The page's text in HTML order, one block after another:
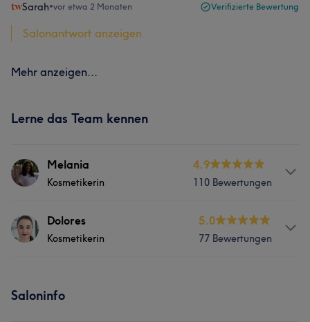
Sarah•vor etwa 2 Monaten Verifizierte Bewertung
Salonantwort anzeigen
Mehr anzeigen...
Lerne das Team kennen
Melania
Kosmetikerin
4.9
110 Bewertungen
ServicesDolores
Kosmetikerin
5.0
77 Bewertungen
Saloninfo